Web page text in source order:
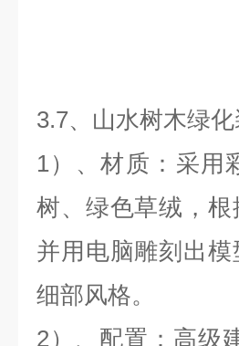
3.7、山水树木绿
1）、材质：采用
树、绿色草绒，
并用电脑雕刻出
细部风格。
2）、配置：高级